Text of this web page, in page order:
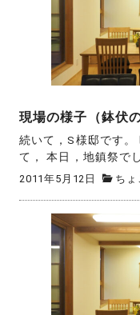
現場の様子（鉢伏
続いて，S様邸です。
て， 本日，地鎮祭で
2011年5月12日 ちょ